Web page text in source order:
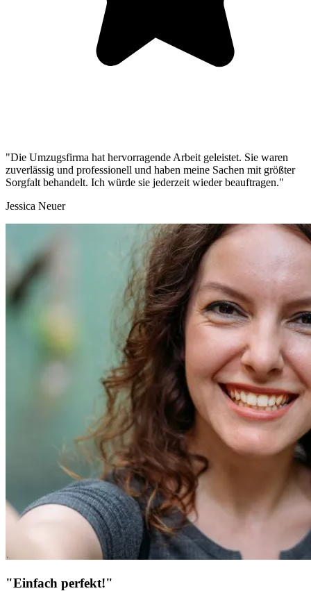
"Die Umzugsfirma hat hervorragende Arbeit geleistet. Sie waren
zuverlässig und professionell und haben meine Sachen mit größter
Sorgfalt behandelt. Ich würde sie jederzeit wieder beauftragen."
Jessica Neuer
"Einfach perfekt!"